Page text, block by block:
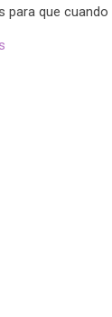
para que